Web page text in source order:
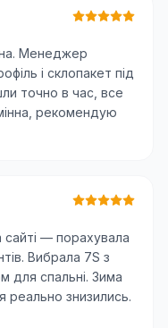
Менеджер
і склопакет під
точно в час, все
рекомендую
— порахувала
Вибрала 7S з
для спальні. Зима
реально знизились.